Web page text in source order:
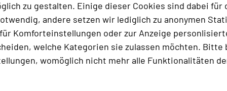
zu gestalten. Einige dieser Cookies sind dabei für
andere setzen wir lediglich zu anonymen
Komforteinstellungen oder zur Anzeige
welche Kategorien sie zulassen möchten. Bitte
womöglich nicht mehr alle Funktionalitäten
Foto: ARAMIS Tagungs- und Sporthotel
– es steht vielmehr für eine gesamte
Tagungsveranstalter haben
Gebäuden, acht Räume sind davon
einen direkten Zugang zum Park, in